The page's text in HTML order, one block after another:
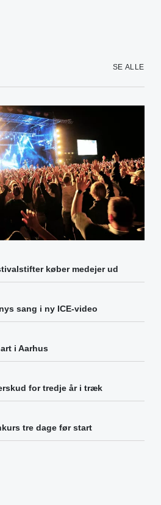
SE ALLE
køber medejer ud
sang i ny ICE-video
i Aarhus
for tredje år i træk
tre dage før start